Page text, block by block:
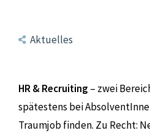
Aktuelles
HR & Recruiting – zwei
spätestens bei
Traumjob finden. Zu Recht: